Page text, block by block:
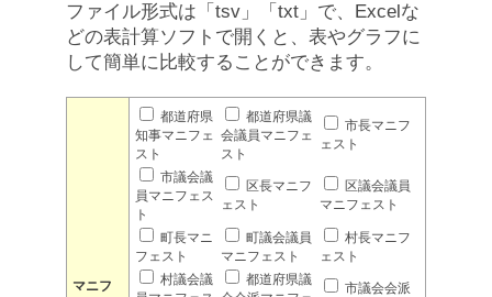
ファイル形式は「tsv」「txt」で、Excelな
どの表計算ソフトで開くと、表やグラフに
して簡単に比較することができます。
マニフ
都道府県
知事マニフェ
スト
都道府県議
会議員マニフェ
スト
市長マニフ
ェスト
市議会議
員マニフェス
ト
区長マニフ
ェスト
区議会議員
マニフェスト
町長マニ
フェスト
町議会議員
マニフェスト
村長マニフ
ェスト
村議会議
都道府県議
市議会会派